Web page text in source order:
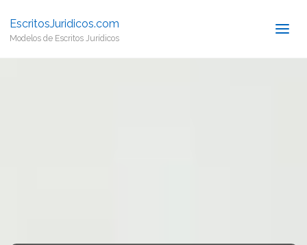
EscritosJuridicos.com
Modelos de Escritos Jurídicos